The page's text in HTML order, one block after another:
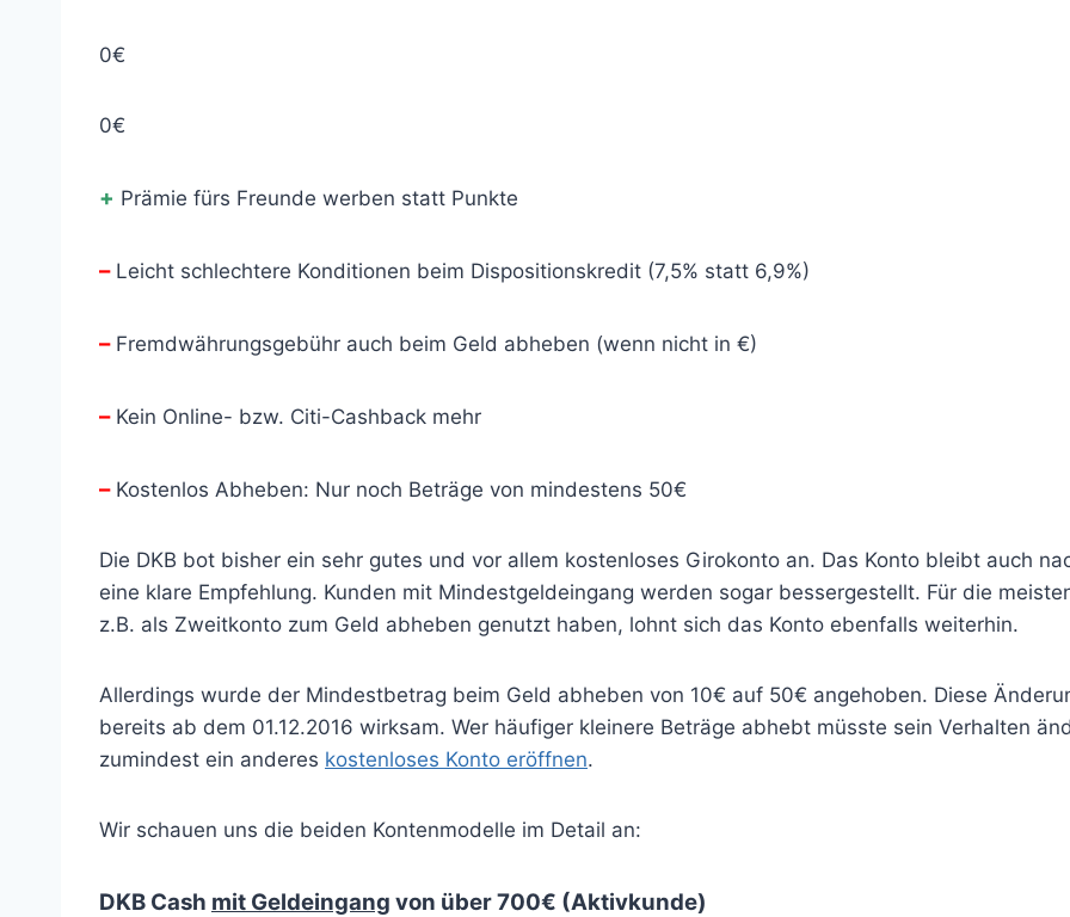
0€
0€
+ Prämie fürs Freunde werben statt Punkte
–Leicht schlechtere Konditionen beim Dispositionskredit (7,5% statt 6,9%)
– Fremdwährungsgebühr auch beim Geld abheben (wenn nicht in €)
–Kein Online- bzw. Citi-Cashback mehr
–Kostenlos Abheben: Nur noch Beträge von mindestens 50€
Die DKB bot bisher ein sehr gutes und vor allem kostenloses Girokonto an. Das Konto bleibt auch
eine klare Empfehlung. Kunden mit Mindestgeldeingang werden sogar bessergestellt. Für die
z.B. als Zweitkonto zum Geld abheben genutzt haben, lohnt sich das Konto ebenfalls weiterhin.
Allerdings wurde der Mindestbetrag beim Geld abheben von 10€ auf 50€ angehoben. Diese
bereits ab dem 01.12.2016 wirksam. Wer häufiger kleinere Beträge abhebt müsste sein Verhalten
zumindest ein anderes kostenloses Konto eröffnen.
Wir schauen uns die beiden Kontenmodelle im Detail an:
DKB Cash mit Geldeingang von über 700€ (Aktivkunde)